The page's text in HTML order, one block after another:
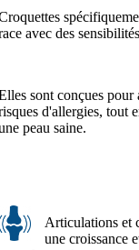
avec des
sont conçues pour
d'allergies, tout
peau saine.
Articulations et
une croissance